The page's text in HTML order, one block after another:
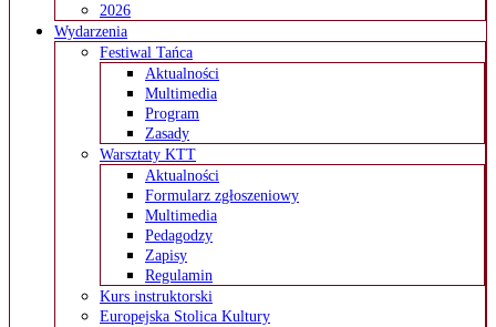
2026
Wydarzenia
Festiwal Tańca
Aktualności
Multimedia
Program
Zasady
Warsztaty KTT
Aktualności
Formularz zgłoszeniowy
Multimedia
Pedagodzy
Zapisy
Regulamin
Kurs instruktorski
Europejska Stolica Kultury